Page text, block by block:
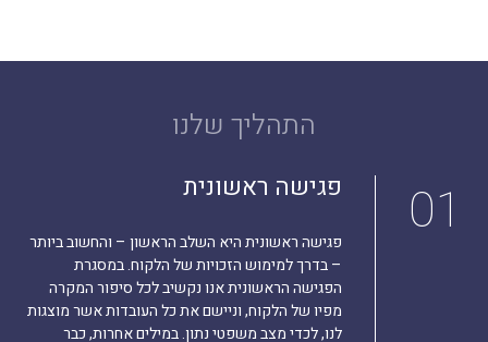
התהליך שלנו
01 פגישה ראשונית
פגישה ראשונית היא השלב הראשון – והחשוב ביותר
– בדרך למימוש הזכויות של הלקוח. במסגרת
הפגישה הראשונית אנו נקשיב לכל סיפור המקרה
מפיו של הלקוח, וניישם את כל העובדות אשר מוצגות
לנו, לכדי מצב משפטי נתון. במילים אחרות, כבר